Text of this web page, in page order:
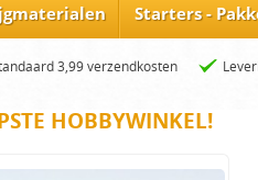
Starters -
3,99 verzendkosten
HOBBYWINKEL!